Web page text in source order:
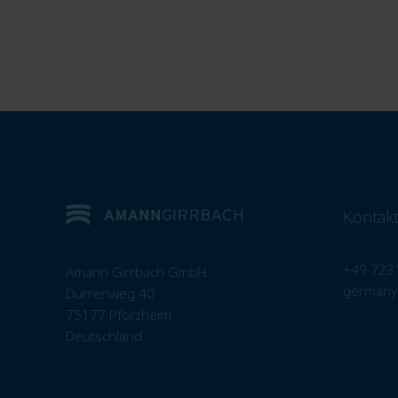
Amann Girrbach GmbH
Dürrenweg 40
75177 Pforzheim
Deutschland
Kontakt
+49